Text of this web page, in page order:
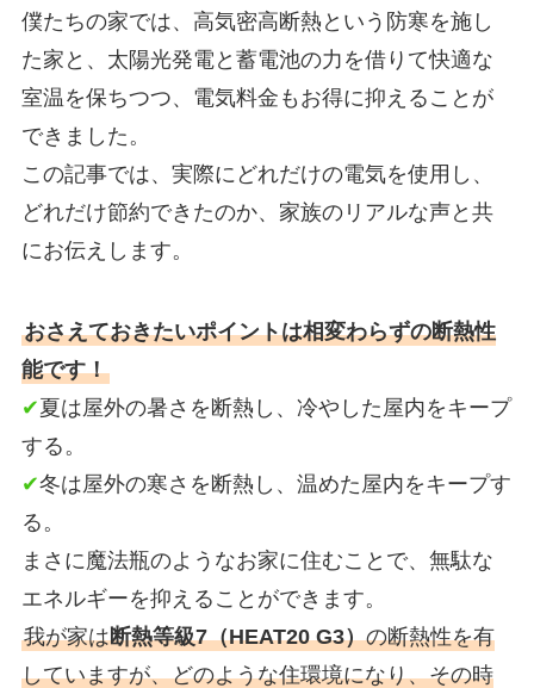
僕たちの家では、高気密高断熱という防寒を施し
た家と、太陽光発電と蓄電池の力を借りて快適な
室温を保ちつつ、電気料金もお得に抑えることが
できました。
この記事では、実際にどれだけの電気を使用し、
どれだけ節約できたのか、家族のリアルな声と共
にお伝えします。
おさえておきたいポイントは相変わらずの断熱性
能です！
✔夏は屋外の暑さを断熱し、冷やした屋内をキープ
する。
✔冬は屋外の寒さを断熱し、温めた屋内をキープす
る。
まさに魔法瓶のようなお家に住むことで、無駄な
エネルギーを抑えることができます。
我が家は断熱等級7（HEAT20 G3）の断熱性を有
していますが、どのような住環境になり、その時